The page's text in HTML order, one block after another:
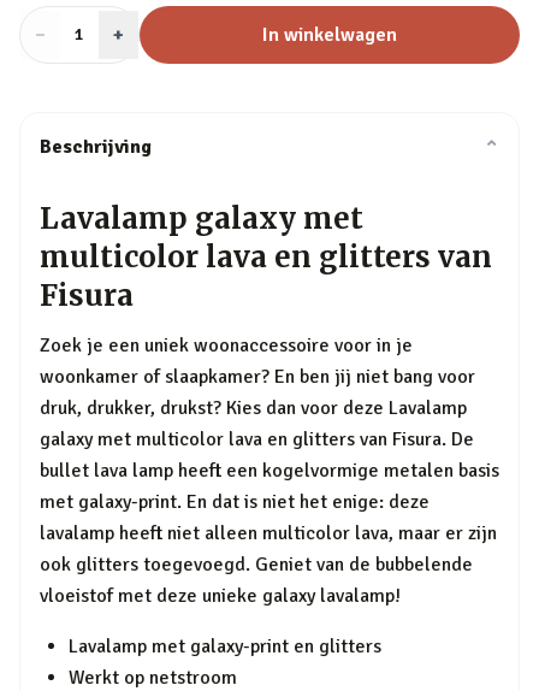
− Aantal
1 + In winkelwagen
Beschrijving ⌄
Lavalamp galaxy met
multicolor lava en glitters van
Fisura
Zoek je een uniek woonaccessoire voor in je
woonkamer of slaapkamer? En ben jij niet bang voor
druk, drukker, drukst? Kies dan voor deze Lavalamp
galaxy met multicolor lava en glitters van Fisura. De
bullet lava lamp heeft een kogelvormige metalen basis
met galaxy-print. En dat is niet het enige: deze
lavalamp heeft niet alleen multicolor lava, maar er zijn
ook glitters toegevoegd. Geniet van de bubbelende
vloeistof met deze unieke galaxy lavalamp!
Lavalamp met galaxy-print en glitters
Werkt op netstroom